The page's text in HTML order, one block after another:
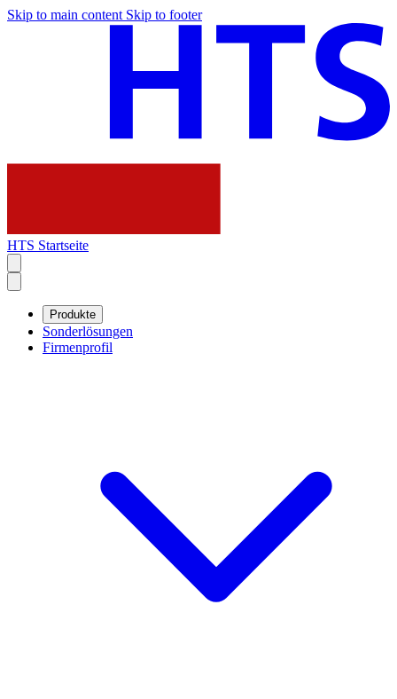
Skip to main content Skip to footer
HTS Startseite
Produkte
Sonderlösungen
Firmenprofil